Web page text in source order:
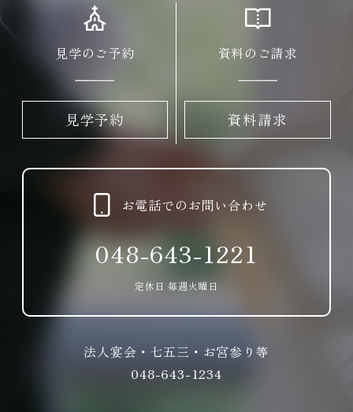
見学のご予約
見学予約
資料のご請求
資料請求
お電話でのお問い合わせ
048-643-1221
定休日 毎週火曜日
法人宴会・七五三・お宮参り等
048-643-1234